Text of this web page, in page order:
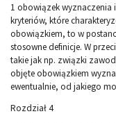
1 obowiązek wyznaczenia
kryteriów, które
obowiązkiem, to w
stosowne definicje. W
takie jak np. związki
objęte obowiązkiem
ewentualnie, od jakiego
Rozdział 4